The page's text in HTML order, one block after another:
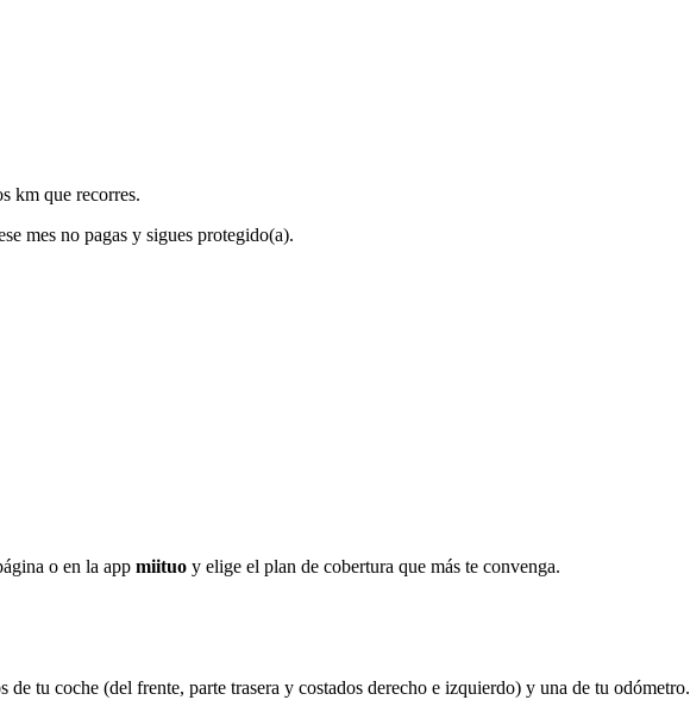
km que recorres.
mes no pagas y sigues protegido(a).
o en la app miituo y elige el plan de cobertura que más te convenga.
de tu coche (del frente, parte trasera y costados derecho e izquierdo) y una de tu odómetro.